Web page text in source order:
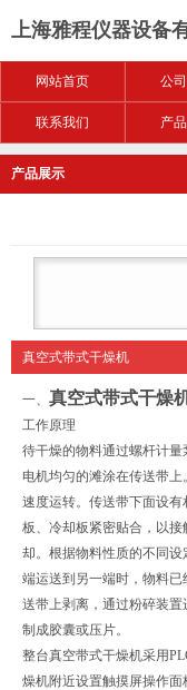
上海雅程仪器设备
网站首页 公
联系我们 产
产品展示
真空式带式干燥机
一、 真空式带式干燥
工作原理
待干燥的物料通过螺杆计
电机均匀的滩涂在传送带
速度运转。传送带下面设
板、冷却板紧密贴合，以
却。根据物料性质的不同
端运送到另一端时，物料
送带上剥离，通过粉碎装
制成胶囊或压片。
整台真空带式干燥机采用
燥机附近设置触摸屏操作